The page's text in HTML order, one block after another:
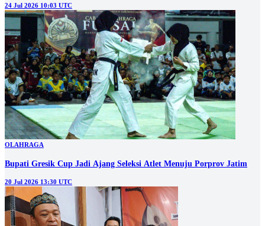
24 Jul 2026 10:03 UTC
OLAHRAGA
Bupati Gresik Cup Jadi Ajang Seleksi Atlet Menuju Porprov Jatim
20 Jul 2026 13:30 UTC